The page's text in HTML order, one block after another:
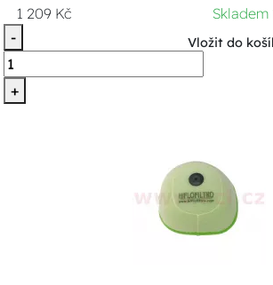
1 209 Kč
Skladem
-
+
Vložit do